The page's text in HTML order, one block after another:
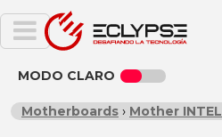
MODO CLARO
Motherboards › Mother INTEL